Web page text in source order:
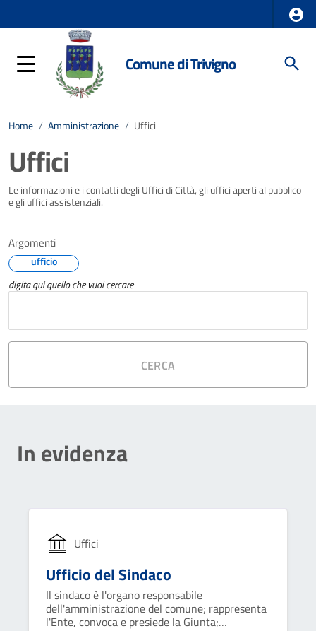
Comune di Trivigno
Home / Amministrazione / Uffici
Uffici
Le informazioni e i contatti degli Uffici di Città, gli uffici aperti al pubblico
e gli uffici assistenziali.
Argomenti
ufficio
digita qui quello che vuoi cercare
CERCA
In evidenza
Uffici
Ufficio del Sindaco
Il sindaco è l'organo responsabile
dell'amministrazione del comune; rappresenta
l'Ente, convoca e presiede la Giunta;